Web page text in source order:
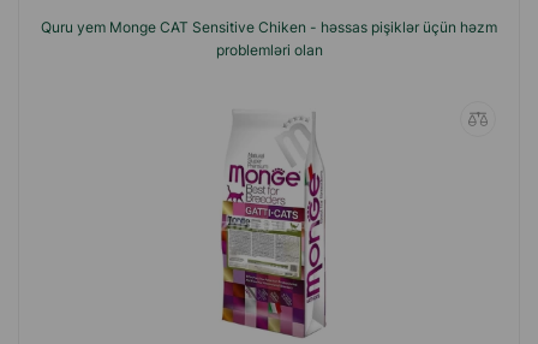
Quru yem Monge CAT Sensitive Chiken - həssas pişiklər üçün həzm
problemləri olan